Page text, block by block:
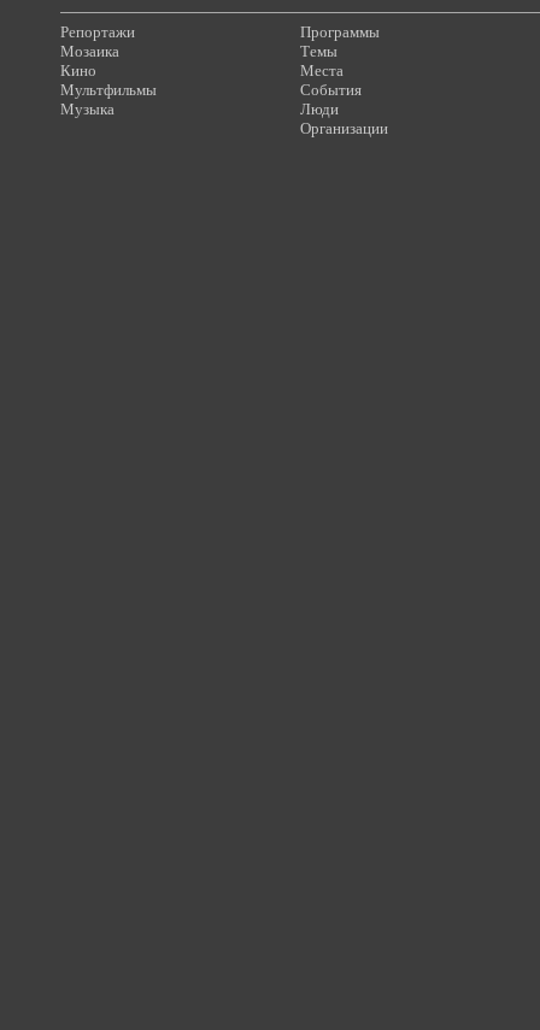
Репортажи
Мозаика
Кино
Мультфильмы
Музыка
Программы
Темы
Места
События
Люди
Организации